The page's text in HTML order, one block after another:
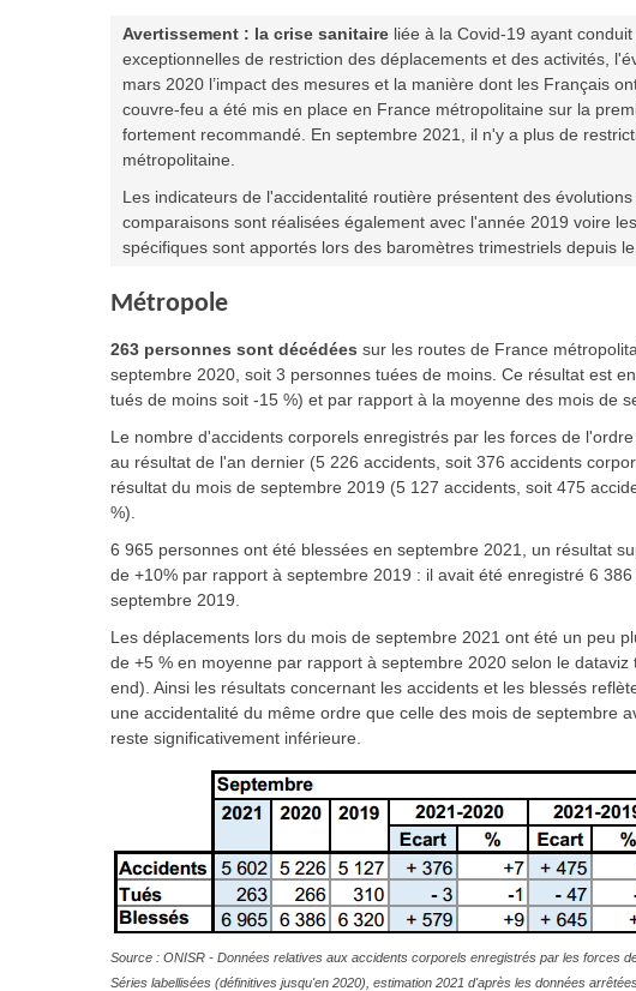
Avertissement : la crise sanitaire liée à la Covid-19 ayant
exceptionnelles de restriction des déplacements et des activités,
mars 2020 l’impact des mesures et la manière dont les Français
couvre-feu a été mis en place en France métropolitaine sur la
fortement recommandé. En septembre 2021, il n'y a plus de
métropolitaine.
Les indicateurs de l'accidentalité routière présentent des
comparaisons sont réalisées également avec l'année 2019 voire
spécifiques sont apportés lors des baromètres trimestriels depuis
Métropole
263 personnes sont décédées sur les routes de France
septembre 2020, soit 3 personnes tuées de moins. Ce résultat est
tués de moins soit -15 %) et par rapport à la moyenne des mois de
Le nombre d'accidents corporels enregistrés par les forces de
au résultat de l'an dernier (5 226 accidents, soit 376 accidents
résultat du mois de septembre 2019 (5 127 accidents, soit 475
%).
6 965 personnes ont été blessées en septembre 2021, un résultat
de +10% par rapport à septembre 2019 : il avait été enregistré 6
septembre 2019.
Les déplacements lors du mois de septembre 2021 ont été un peu
de +5 % en moyenne par rapport à septembre 2020 selon le
end). Ainsi les résultats concernant les accidents et les blessés
une accidentalité du même ordre que celle des mois de septembre
reste significativement inférieure.
Source : ONISR - Données relatives aux accidents corporels enregistrés par les forces
Séries labellisées (définitives jusqu'en 2020), estimation 2021 d'après les données